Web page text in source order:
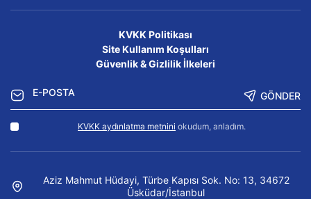
KVKK Politikası
Site Kullanım Koşulları
Güvenlik & Gizlilik İlkeleri
GÖNDER
KVKK aydınlatma metnini okudum, anladım.
Aziz Mahmut Hüdayi, Türbe Kapısı Sok. No: 13, 34672
Üsküdar/İstanbul